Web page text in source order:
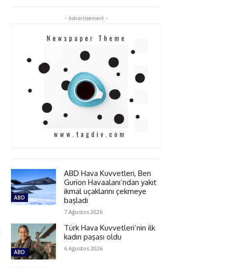
- Advertisement -
ABD
ABD Hava Kuvvetleri, Ben
Gurion Havaalanı’ndan yakıt
ikmal uçaklarını çekmeye
başladı
7 Ağustos 2026
ABD
Türk Hava Kuvvetleri’nin ilk
kadın paşası oldu
6 Ağustos 2026